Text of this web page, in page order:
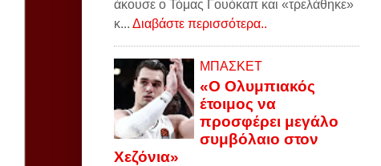
άκουσε ο Τόμας Γουόκαπ και «τρελάθηκε»
κ... Διαβάστε περισσότερα..
ΜΠΑΣΚΕΤ
«Ο Ολυμπιακός
έτοιμος να
προσφέρει μεγάλο
συμβόλαιο στον
Χεζόνια»